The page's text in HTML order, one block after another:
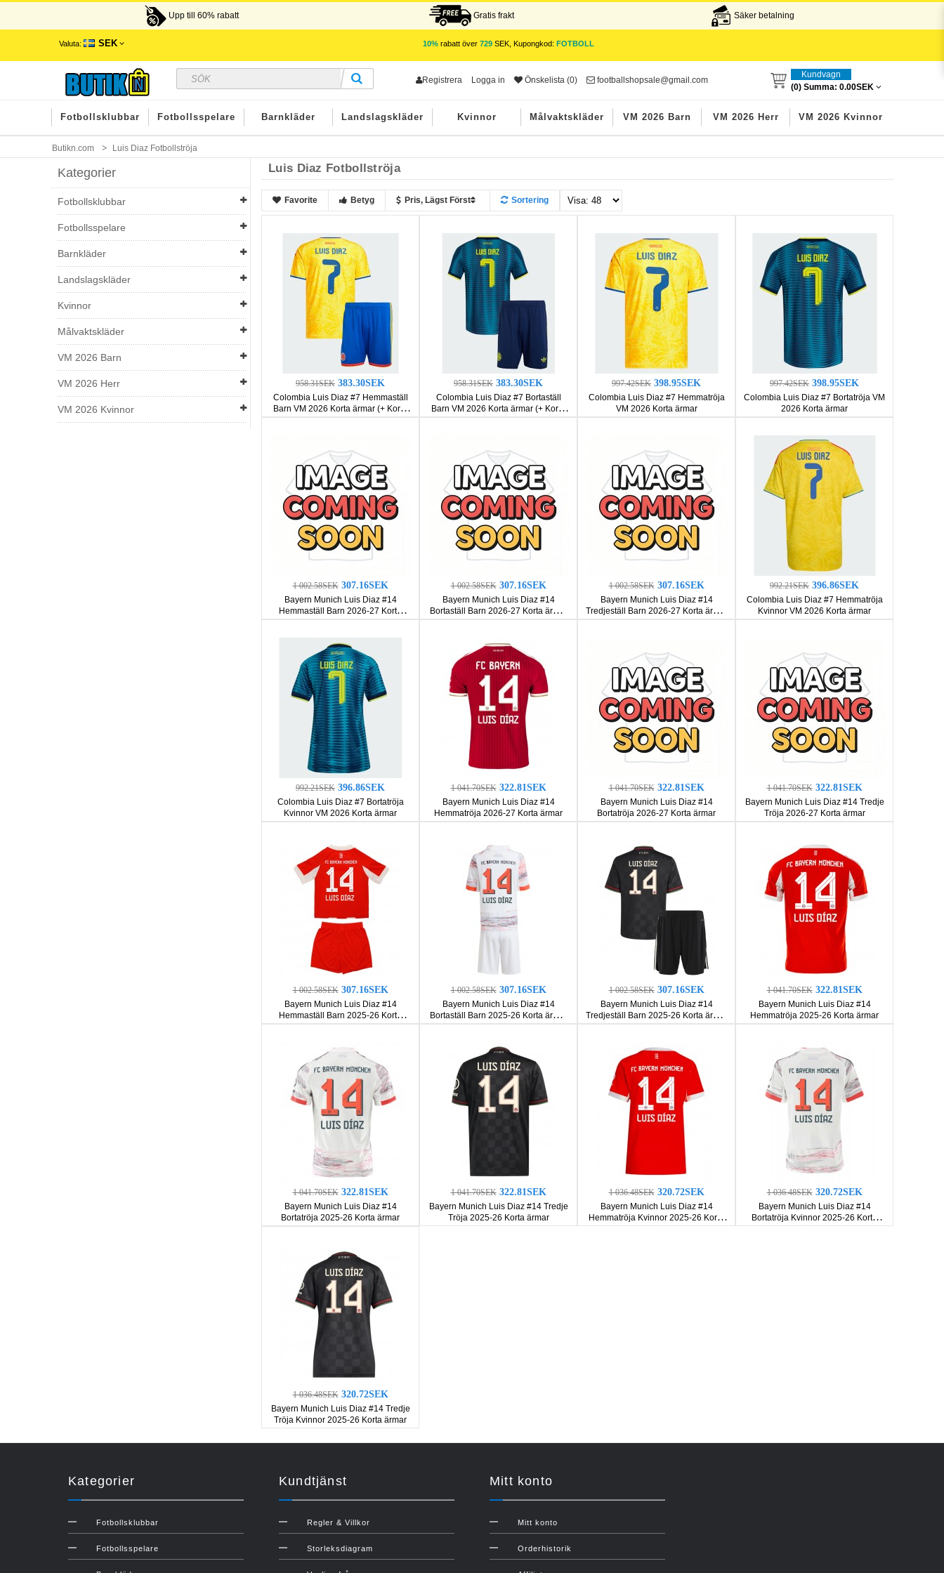
Upp till 60% rabatt Gratis frakt Säker betalning
Valuta: SEK 10%rabatt över 729SEK, Kupongkod: FOTBOLL
Registrera Logga in Önskelista (0) footballshopsale@gmail.com
Kundvagn
(0) Summa: 0.00SEK
Fotbollsklubbar Fotbollsspelare Barnkläder Landslagskläder Kvinnor Målvaktskläder VM 2026 Barn VM 2026 Herr VM 2026 Kvinnor
Butikn.com Luis Diaz Fotbollströja
Kategorier
Fotbollsklubbar
Fotbollsspelare
Barnkläder
Landslagskläder
Kvinnor
Målvaktskläder
VM 2026 Barn
VM 2026 Herr
VM 2026 Kvinnor
Luis Diaz Fotbollströja
Favorite Betyg Pris, Lägst Först Sortering
958.31SEK 383.30SEK
Colombia Luis Diaz #7 Hemmaställ
Barn VM 2026 Korta ärmar (+ Korta
byxor)
958.31SEK 383.30SEK
Colombia Luis Diaz #7 Bortaställ
Barn VM 2026 Korta ärmar (+ Korta
byxor)
997.42SEK 398.95SEK
Colombia Luis Diaz #7 Hemmatröja
VM 2026 Korta ärmar
997.42SEK 398.95SEK
Colombia Luis Diaz #7 Bortatröja VM
2026 Korta ärmar
1 002.58SEK 307.16SEK
Bayern Munich Luis Diaz #14
Hemmaställ Barn 2026-27 Korta
ärmar (+ Korta byxor)
1 002.58SEK 307.16SEK
Bayern Munich Luis Diaz #14
Bortaställ Barn 2026-27 Korta ärmar
(+ Korta byxor)
1 002.58SEK 307.16SEK
Bayern Munich Luis Diaz #14
Tredjeställ Barn 2026-27 Korta ärmar
(+ Korta byxor)
992.21SEK 396.86SEK
Colombia Luis Diaz #7 Hemmatröja
Kvinnor VM 2026 Korta ärmar
992.21SEK 396.86SEK
Colombia Luis Diaz #7 Bortatröja
Kvinnor VM 2026 Korta ärmar
1 041.70SEK 322.81SEK
Bayern Munich Luis Diaz #14
Hemmatröja 2026-27 Korta ärmar
1 041.70SEK 322.81SEK
Bayern Munich Luis Diaz #14
Bortatröja 2026-27 Korta ärmar
1 041.70SEK 322.81SEK
Bayern Munich Luis Diaz #14 Tredje
Tröja 2026-27 Korta ärmar
1 002.58SEK 307.16SEK
Bayern Munich Luis Diaz #14
Hemmaställ Barn 2025-26 Korta
ärmar (+ Korta byxor)
1 002.58SEK 307.16SEK
Bayern Munich Luis Diaz #14
Bortaställ Barn 2025-26 Korta ärmar
(+ Korta byxor)
1 002.58SEK 307.16SEK
Bayern Munich Luis Diaz #14
Tredjeställ Barn 2025-26 Korta ärmar
(+ Korta byxor)
1 041.70SEK 322.81SEK
Bayern Munich Luis Diaz #14
Hemmatröja 2025-26 Korta ärmar
1 041.70SEK 322.81SEK
Bayern Munich Luis Diaz #14
Bortatröja 2025-26 Korta ärmar
1 041.70SEK 322.81SEK
Bayern Munich Luis Diaz #14 Tredje
Tröja 2025-26 Korta ärmar
1 036.48SEK 320.72SEK
Bayern Munich Luis Diaz #14
Hemmatröja Kvinnor 2025-26 Korta
ärmar
1 036.48SEK 320.72SEK
Bayern Munich Luis Diaz #14
Bortatröja Kvinnor 2025-26 Korta
ärmar
1 036.48SEK 320.72SEK
Bayern Munich Luis Diaz #14 Tredje
Tröja Kvinnor 2025-26 Korta ärmar
Kategorier
Fotbollsklubbar
Fotbollsspelare
Kundtjänst
Regler & Villkor
Storleksdiagram
Mitt konto
Mitt konto
Orderhistorik